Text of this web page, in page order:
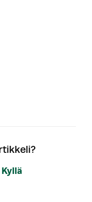
Kyllä